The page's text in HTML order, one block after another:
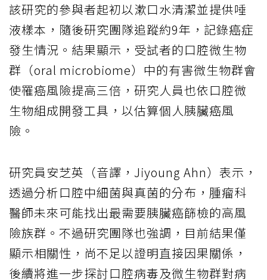
該研究的參與者起初以漱口水清潔並提供唾
液樣本，隨後研究團隊追蹤約9年，記錄癌症
發生情況。結果顯示，受試者的口腔微生物
群（oral microbiome）中的有害微生物群會
使罹癌風險提高三倍，研究人員也依口腔微
生物組成開發工具，以估算個人胰臟癌風
險。
研究員安芝英（音譯，Jiyoung Ahn）表示，
透過分析口腔中細菌與真菌的分布，腫瘤科
醫師未來可能找出最需要胰臟癌篩檢的高風
險族群。不過研究團隊也強調，目前結果僅
顯示相關性，尚不足以證明直接因果關係，
後續將進一步探討口腔病毒及微生物群對病